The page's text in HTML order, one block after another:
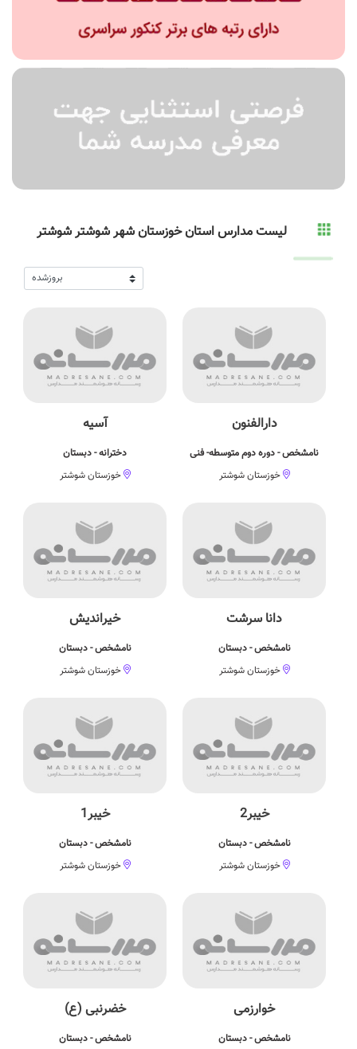
پیش دبستانی
لیست مدارس استان خوزستان شهر شوشتر شوشتر
دارالفنون
نامشخص - دوره دوم متوسطه- فنی
خوزستان شوشتر
آسیه
دخترانه - دبستان
خوزستان شوشتر
دانا سرشت
نامشخص - دبستان
خوزستان شوشتر
خیراندیش
نامشخص - دبستان
خوزستان شوشتر
خیبر2
نامشخص - دبستان
خوزستان شوشتر
خیبر1
نامشخص - دبستان
خوزستان شوشتر
خوارزمی
نامشخص - دبستان
خضرنبی (ع)
نامشخص - دبستان